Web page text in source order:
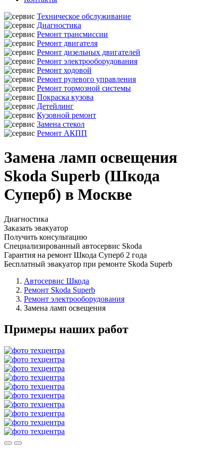
Техническое обслуживание
Диагностика
Ремонт трансмиссии
Ремонт двигателя
Ремонт дизельных двигателей
Ремонт электрооборудования
Ремонт ходовой
Ремонт рулевого управления
Ремонт тормозной системы
Покраска кузова
Детейлинг
Кузовной ремонт
Замена стекол
Ремонт АКПП
Замена ламп освещения
Skoda Superb (Шкода
Суперб) в Москве
Диагностика
Заказать эвакуатор
Получить консультацию
Специализированный автосервис Skoda
Гарантия на ремонт Шкода Суперб 2 года
Бесплатный эвакуатор при ремонте Skoda Superb
Автосервис Шкода
Ремонт Skoda Superb
Ремонт электрооборудования
Замена ламп освещения
Примеры наших работ